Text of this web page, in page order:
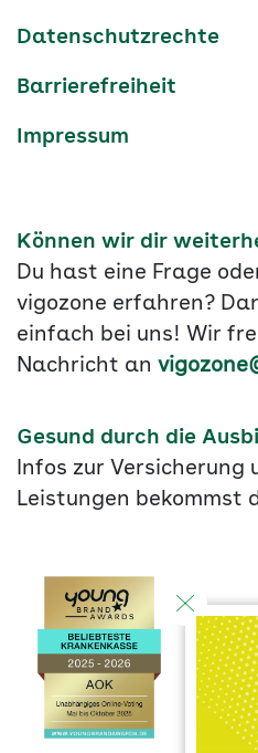
Datenschutzrechte
Barrierefreiheit
Impressum
Können wir dir
Du hast eine Frage
vigozone erfahren?
einfach bei uns! Wir
Nachricht an
Gesund durch die
Infos zur Versicherung
Leistungen bekommst